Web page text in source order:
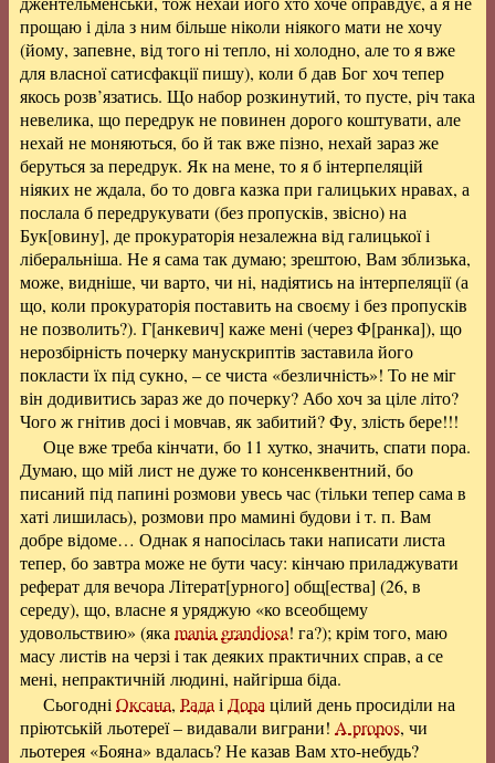
прощаю і діла з ним більше ніколи ніякого мати не хочу
(йому, запевне, від того ні тепло, ні холодно, але то я вже
для власної сатисфакції пишу), коли б дав Бог хоч тепер
якось розв’язатись. Що набор розкинутий, то пусте, річ така
невелика, що передрук не повинен дорого коштувати, але
нехай не моняються, бо й так вже пізно, нехай зараз же
беруться за передрук. Як на мене, то я б інтерпеляцій
ніяких не ждала, бо то довга казка при галицьких нравах, а
послала б передрукувати (без пропусків, звісно) на
Бук[овину], де прокураторія незалежна від галицької і
ліберальніша. Не я сама так думаю; зрештою, Вам зблизька,
може, видніше, чи варто, чи ні, надіятись на інтерпеляції (а
що, коли прокураторія поставить на своєму і без пропусків
не позволить?). Г[анкевич] каже мені (через Ф[ранка]), що
нерозбірність почерку манускриптів заставила його
покласти їх під сукно, – се чиста «безличність»! То не міг
він додивитись зараз же до почерку? Або хоч за ціле літо?
Чого ж гнітив досі і мовчав, як забитий? Фу, злість бере!!!
Оце вже треба кінчати, бо 11 хутко, значить, спати пора.
Думаю, що мій лист не дуже то консенквентний, бо
писаний під папині розмови увесь час (тільки тепер сама в
хаті лишилась), розмови про мамині будови і т. п. Вам
добре відоме… Однак я напосілась таки написати листа
тепер, бо завтра може не бути часу: кінчаю приладжувати
реферат для вечора Літерат[урного] общ[ества] (26, в
середу), що, власне я уряджую «ко всеобщему
удовольствию» (яка mania grandiosa! га?); крім того, маю
масу листів на черзі і так деяких практичних справ, а се
мені, непрактичній людині, найгірша біда.
Сьогодні Оксана, Рада і Дора цілий день просиділи на
пріютській льотереї – видавали виграни! A propos, чи
льотерея «Бояна» вдалась? Не казав Вам хто-небудь?